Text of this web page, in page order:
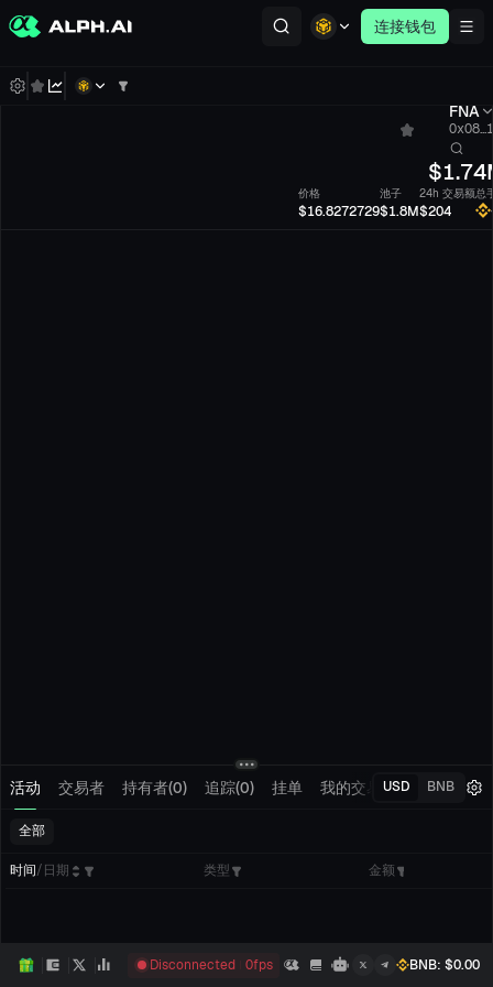
连接钱包
FNA
$
价格
$16.8272729
池子
$1.8M
24h 交易额
$204
总
活动 交易者 持有者(0) 追踪(0) 挂单 我的交易 USD BNB
全部
时间/日期 类型 金额
Disconnected 0fps BNB: $0.00